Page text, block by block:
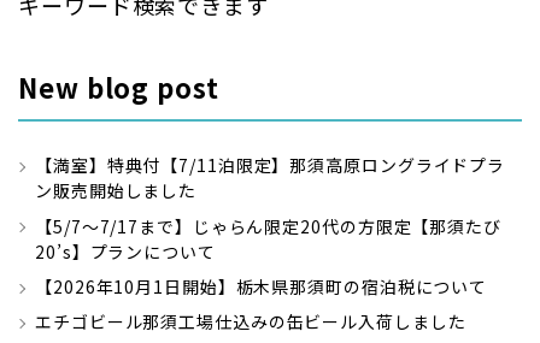
New blog post
【満室】特典付【7/11泊限定】那須高原ロングライドプラ
ン販売開始しました
【5/7～7/17まで】じゃらん限定20代の方限定【那須たび
20’s】プランについて
【2026年10月1日開始】栃木県那須町の宿泊税について
エチゴビール那須工場仕込みの缶ビール入荷しました